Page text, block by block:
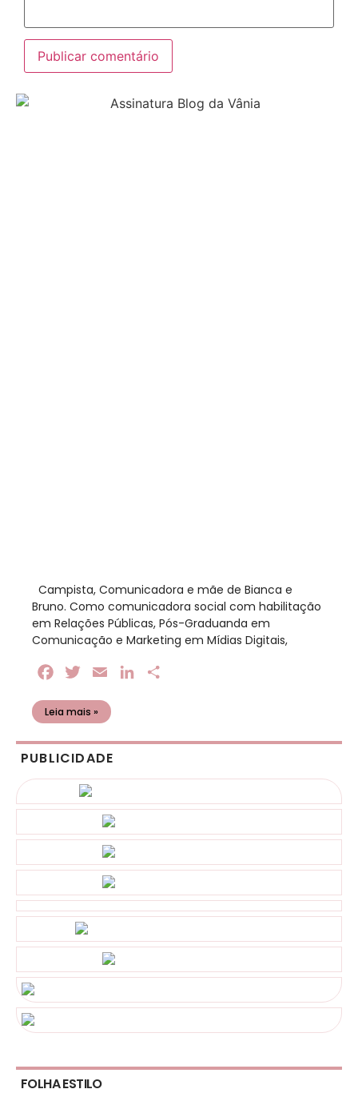
​ Campista, Comunicadora e mãe de Bianca e
Bruno. Como comunicadora social com habilitação
em Relações Públicas, Pós-Graduanda em
Comunicação e Marketing em Mídias Digitais,
FacebookTwitterEmail LinkedIn
Leia mais »
PUBLICIDADE
FOLHA ESTILO